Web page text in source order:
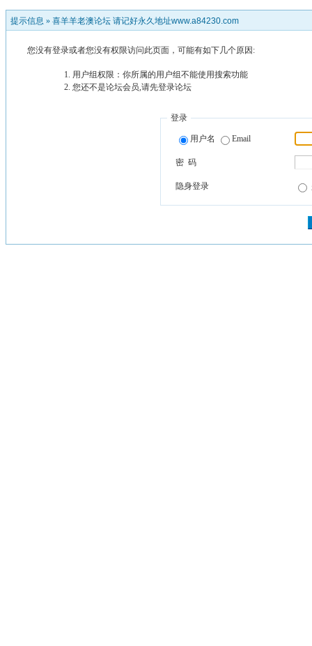
提示信息 » 喜羊羊老澳论坛 请记好永久地址www.a84230.com
您没有登录或者您没有权限访问此页面，可能有如下几个原因:
用户组权限：你所属的用户组不能使用搜索功能
您还不是论坛会员,请先登录论坛
登录
用户名 Email
密 码
隐身登录